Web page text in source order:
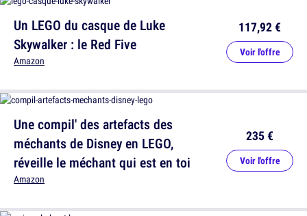
Une compil' des artefacts des
méchants de Disney en LEGO,
réveille le méchant qui est en toi
Amazon
235 €
Voir l'offre
Un LEGO du casque de Luke
Skywalker : le Red Five
Amazon
117,92 €
Voir l'offre